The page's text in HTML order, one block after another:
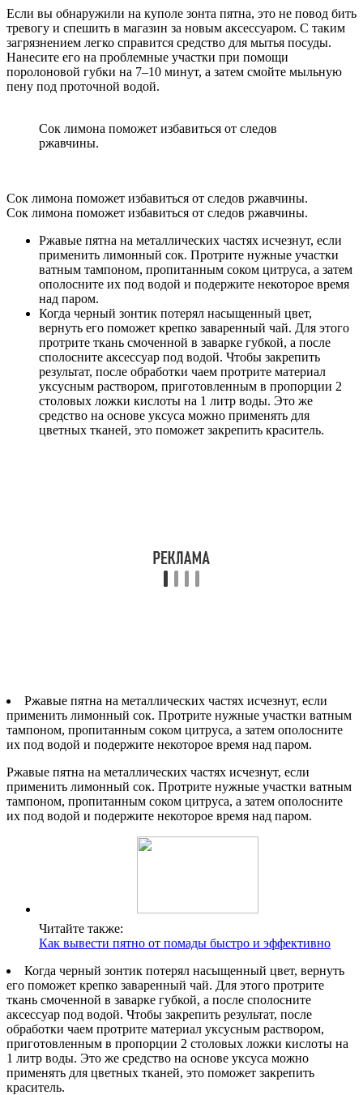
Если вы обнаружили на куполе зонта пятна, это не повод бить
тревогу и спешить в магазин за новым аксессуаром. С таким
загрязнением легко справится средство для мытья посуды.
Нанесите его на проблемные участки при помощи
поролоновой губки на 7–10 минут, а затем смойте мыльную
пену под проточной водой.
Сок лимона поможет избавиться от следов
ржавчины.
Сок лимона поможет избавиться от следов ржавчины.
Сок лимона поможет избавиться от следов ржавчины.
Ржавые пятна на металлических частях исчезнут, если
применить лимонный сок. Протрите нужные участки
ватным тампоном, пропитанным соком цитруса, а затем
ополосните их под водой и подержите некоторое время
над паром.
Когда черный зонтик потерял насыщенный цвет,
вернуть его поможет крепко заваренный чай. Для этого
протрите ткань смоченной в заварке губкой, а после
сполосните аксессуар под водой. Чтобы закрепить
результат, после обработки чаем протрите материал
уксусным раствором, приготовленным в пропорции 2
столовых ложки кислоты на 1 литр воды. Это же
средство на основе уксуса можно применять для
цветных тканей, это поможет закрепить краситель.
Ржавые пятна на металлических частях исчезнут, если
применить лимонный сок. Протрите нужные участки ватным
тампоном, пропитанным соком цитруса, а затем ополосните
их под водой и подержите некоторое время над паром.
Ржавые пятна на металлических частях исчезнут, если
применить лимонный сок. Протрите нужные участки ватным
тампоном, пропитанным соком цитруса, а затем ополосните
их под водой и подержите некоторое время над паром.
Читайте также:
Как вывести пятно от помады быстро и эффективно
Когда черный зонтик потерял насыщенный цвет, вернуть
его поможет крепко заваренный чай. Для этого протрите
ткань смоченной в заварке губкой, а после сполосните
аксессуар под водой. Чтобы закрепить результат, после
обработки чаем протрите материал уксусным раствором,
приготовленным в пропорции 2 столовых ложки кислоты на
1 литр воды. Это же средство на основе уксуса можно
применять для цветных тканей, это поможет закрепить
краситель.